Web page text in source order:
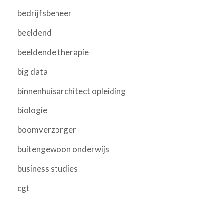
bedrijfsbeheer
beeldend
beeldende therapie
big data
binnenhuisarchitect opleiding
biologie
boomverzorger
buitengewoon onderwijs
business studies
cgt